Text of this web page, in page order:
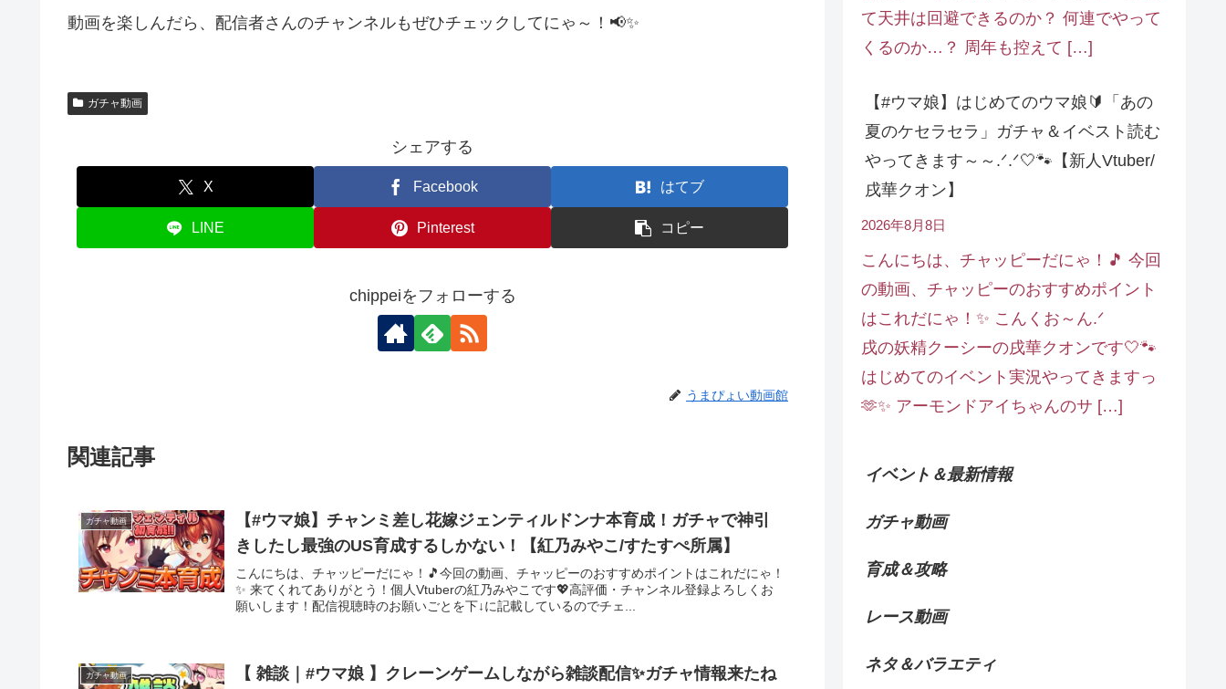
動画を楽しんだら、配信者さんのチャンネルもぜひチェックしてにゃ～！📢✨
ガチャ動画
シェアする
X Facebook はてブ
LINE Pinterest コピー
chippeiをフォローする
うまぴょい動画館
関連記事
ガチャ動画
【#ウマ娘】チャンミ差し花嫁ジェンティルドンナ本育成！ガチャで神引
きしたし最強のUS育成するしかない！【紅乃みやこ/すたすぺ所属】
こんにちは、チャッピーだにゃ！🎵今回の動画、チャッピーのおすすめポイントはこれだにゃ！
✨ 来てくれてありがとう！個人Vtuberの紅乃みやこです💖高評価・チャンネル登録よろしくお
願いします！配信視聴時のお願いごとを下↓に記載しているのでチェ...
ガチャ動画
【 雑談｜#ウマ娘 】クレーンゲームしながら雑談配信✨ガチャ情報来たね
て天井は回避できるのか？ 何連でやって
くるのか…？ 周年も控えて […]
【#ウマ娘】はじめてのウマ娘🔰「あの
夏のケセラセラ」ガチャ＆イベスト読む
やってきます～～.ᐟ.ᐟ🤍🐾【新人Vtuber/
戌華クオン】
2026年8月8日
こんにちは、チャッピーだにゃ！🎵 今回
の動画、チャッピーのおすすめポイント
はこれだにゃ！✨ こんくお～ん.ᐟ
戌の妖精クーシーの戌華クオンです🤍🐾
はじめてのイベント実況やってきますっ
🫶✨ アーモンドアイちゃんのサ […]
イベント＆最新情報
ガチャ動画
育成＆攻略
レース動画
ネタ＆バラエティ